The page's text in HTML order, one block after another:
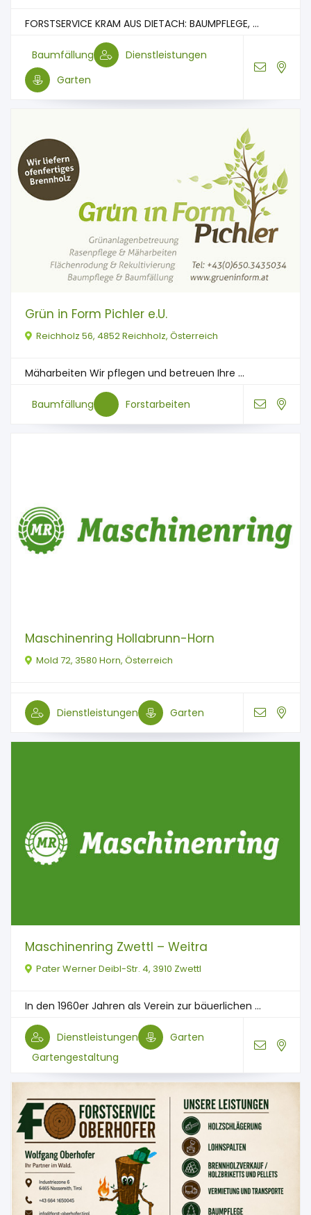
FORSTSERVICE KRAM AUS DIETACH: BAUMPFLEGE, ...
Baumfällung
Dienstleistungen
Garten
Grün in Form Pichler e.U.
Reichholz 56, 4852 Reichholz, Österreich
Mäharbeiten Wir pflegen und betreuen Ihre ...
Baumfällung Forstarbeiten
Maschinenring Hollabrunn-Horn
Mold 72, 3580 Horn, Österreich
Dienstleistungen Garten
Maschinenring Zwettl – Weitra
Pater Werner Deibl-Str. 4, 3910 Zwettl
In den 1960er Jahren als Verein zur bäuerlichen ...
Dienstleistungen
Garten
Gartengestaltung